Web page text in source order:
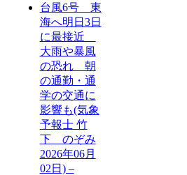
台風6号 東
海へ明日3日
に最接近
大雨や暴風
の恐れ 朝
の通勤・通
学の交通に
影響も(気象
予報士 竹
下 のぞみ
2026年06月
02日) –